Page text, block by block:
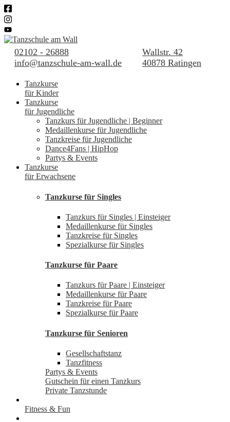
02102 - 26888
info@tanzschule-am-wall.de
Wallstr. 42
40878 Ratingen
Tanzkurse
für Kinder
Tanzkurse
für Jugendliche
Tanzkurs für Jugendliche | Beginner
Medaillenkurse für Jugendliche
Tanzkreise für Jugendliche
Dance4Fans | HipHop
Partys & Events
Tanzkurse
für Erwachsene
Tanzkurse für Singles
Tanzkurs für Singles | Einsteiger
Medaillenkurse für Singles
Tanzkreise für Singles
Spezialkurse für Singles
Tanzkurse für Paare
Tanzkurs für Paare | Einsteiger
Medaillenkurse für Paare
Tanzkreise für Paare
Spezialkurse für Paare
Tanzkurse für Senioren
Gesellschaftstanz
Tanzfitness
Partys & Events
Gutschein für einen Tanzkurs
Private Tanzstunde
Fitness & Fun